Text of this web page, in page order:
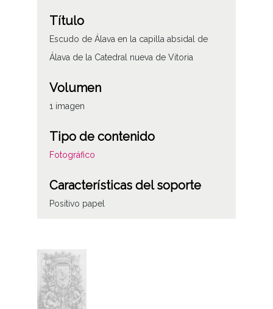
Título
Escudo de Álava en la capilla absidal de
Álava de la Catedral nueva de Vitoria
Volumen
1 imagen
Tipo de contenido
Fotográfico
Características del soporte
Positivo papel
Piedra
Fecha
19070000